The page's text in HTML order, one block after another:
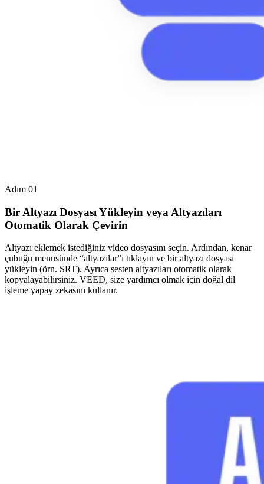
Adım 01
Bir Altyazı Dosyası Yükleyin veya Altyazıları
Otomatik Olarak Çevirin
Altyazı eklemek istediğiniz video dosyasını seçin. Ardından, kenar
çubuğu menüsünde “altyazılar”ı tıklayın ve bir altyazı dosyası
yükleyin (örn. SRT). Ayrıca sesten altyazıları otomatik olarak
kopyalayabilirsiniz. VEED, size yardımcı olmak için doğal dil
işleme yapay zekasını kullanır.